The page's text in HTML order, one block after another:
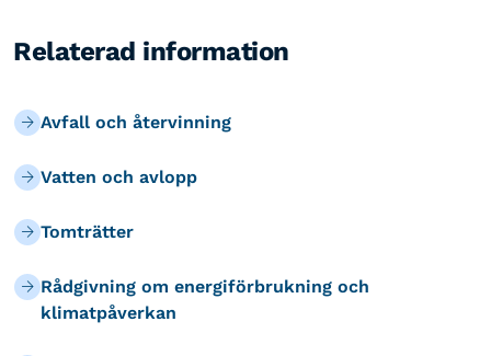
Relaterad information
Avfall och återvinning
Vatten och avlopp
Tomträtter
Rådgivning om energiförbrukning och
klimatpåverkan